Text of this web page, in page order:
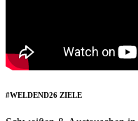
#WELDEND26 ZIELE